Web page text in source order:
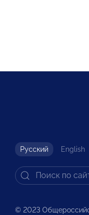
Русский English
© 2023